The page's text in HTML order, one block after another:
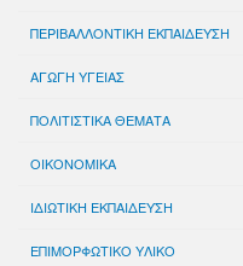
ΠΕΡΙΒΑΛΛΟΝΤΙΚΗ ΕΚΠΑΙΔΕΥΣΗ
ΑΓΩΓΗ ΥΓΕΙΑΣ
ΠΟΛΙΤΙΣΤΙΚΑ ΘΕΜΑΤΑ
ΟΙΚΟΝΟΜΙΚΑ
ΙΔΙΩΤΙΚΗ ΕΚΠΑΙΔΕΥΣΗ
ΕΠΙΜΟΡΦΩΤΙΚΟ ΥΛΙΚΟ